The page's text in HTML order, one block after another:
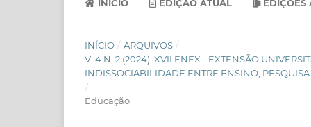
INÍCIO EDIÇÃO ATUAL EDIÇÕES
INÍCIO / ARQUIVOS /
V. 4 N. 2 (2024): XVII ENEX - EXTENSÃO
INDISSOCIABILIDADE ENTRE ENSINO,
/
Educação